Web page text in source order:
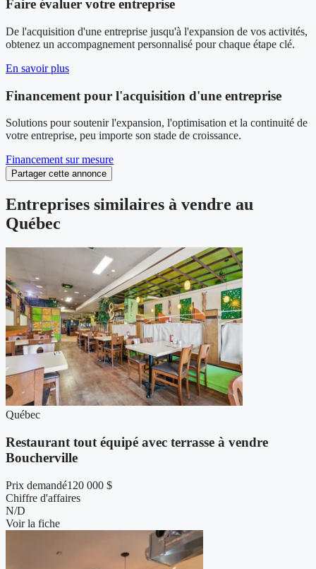
Faire évaluer votre entreprise
De l'acquisition d'une entreprise jusqu'à l'expansion de vos activités,
obtenez un accompagnement personnalisé pour chaque étape clé.
En savoir plus
Financement pour l'acquisition d'une entreprise
Solutions pour soutenir l'expansion, l'optimisation et la continuité de
votre entreprise, peu importe son stade de croissance.
Financement sur mesure
Partager cette annonce
Entreprises similaires à vendre au
Québec
Québec
Restaurant tout équipé avec terrasse à vendre
Boucherville
Prix demandé120 000 $
Chiffre d'affaires
N/D
Voir la fiche